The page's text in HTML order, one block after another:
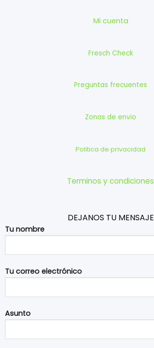
Mi cuenta
Fresch Check
Preguntas frecuentes
Zonas de envio
Politica de privacidad
Terminos y condiciones
DEJANOS TU MENSAJE
Tu nombre
Tu correo electrónico
Asunto